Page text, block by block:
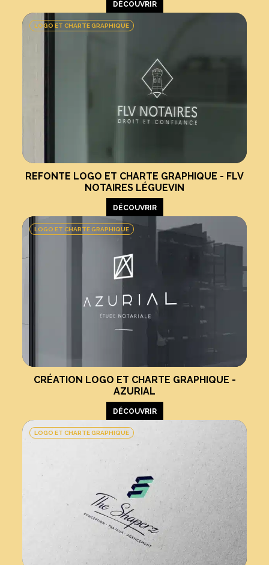
DÉCOUVRIR
REFONTE LOGO ET CHARTE GRAPHIQUE - FLV
NOTAIRES LÉGUEVIN
DÉCOUVRIR
LOGO ET CHARTE GRAPHIQUE
CRÉATION LOGO ET CHARTE GRAPHIQUE -
AZURIAL
DÉCOUVRIR
LOGO ET CHARTE GRAPHIQUE
LOGO ET CHARTE GRAPHIQUE